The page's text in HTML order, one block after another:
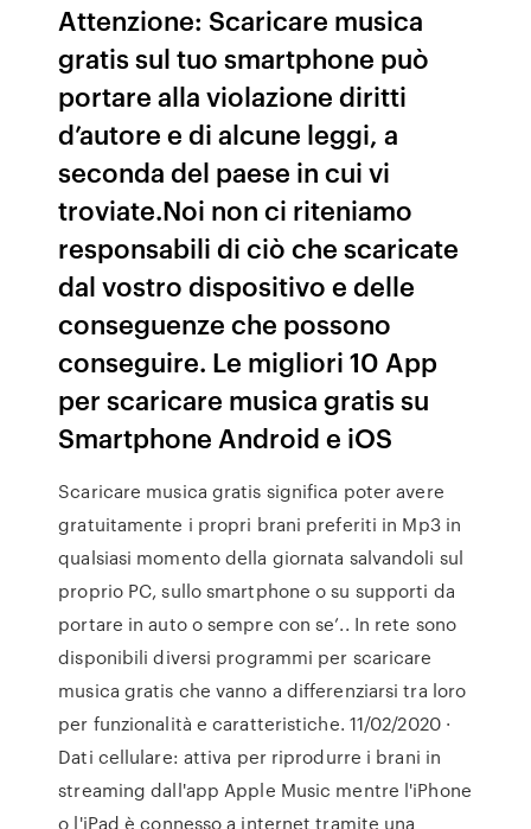
Attenzione: Scaricare musica
gratis sul tuo smartphone può
portare alla violazione diritti
d’autore e di alcune leggi, a
seconda del paese in cui vi
troviate.Noi non ci riteniamo
responsabili di ciò che scaricate
dal vostro dispositivo e delle
conseguenze che possono
conseguire. Le migliori 10 App
per scaricare musica gratis su
Smartphone Android e iOS
Scaricare musica gratis significa poter avere
gratuitamente i propri brani preferiti in Mp3 in
qualsiasi momento della giornata salvandoli sul
proprio PC, sullo smartphone o su supporti da
portare in auto o sempre con se’.. In rete sono
disponibili diversi programmi per scaricare
musica gratis che vanno a differenziarsi tra loro
per funzionalità e caratteristiche. 11/02/2020 ·
Dati cellulare: attiva per riprodurre i brani in
streaming dall'app Apple Music mentre l'iPhone
o l'iPad è connesso a internet tramite una